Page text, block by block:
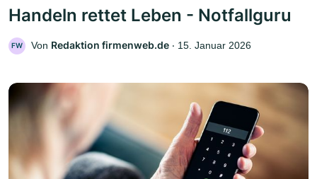
Handeln rettet Leben - Notfallguru
FW Von Redaktion firmenweb.de ‧ 15. Januar 2026